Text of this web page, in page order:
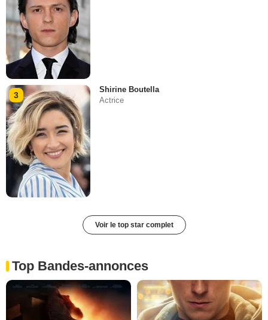
3
Shirine Boutella
Actrice
Voir le top star complet
Top Bandes-annonces